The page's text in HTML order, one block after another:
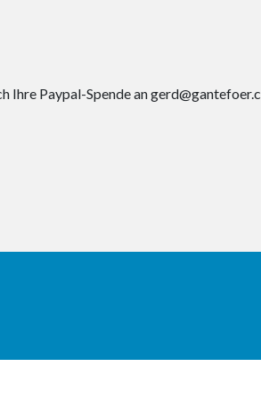
Ihre Paypal-Spende an